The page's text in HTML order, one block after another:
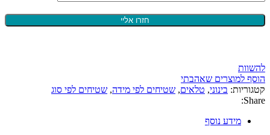
להשוות
הוסף למוצרים שאהבתי
קטגוריות: בינוני, טלאים, שטיחים לפי מידה, שטיחים לפי סוג
Share:
מידע נוסף